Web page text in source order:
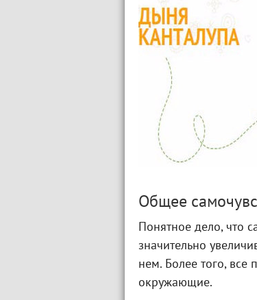
Общее
Понятное дело, что
значительно
нем. Более того, все
окружающие.